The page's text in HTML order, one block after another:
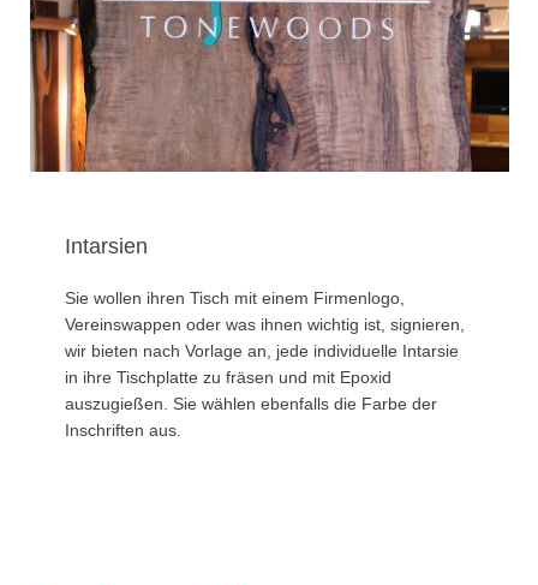
Intarsien
Sie wollen ihren Tisch mit einem Firmenlogo,
Vereinswappen oder was ihnen wichtig ist, signieren,
wir bieten nach Vorlage an, jede individuelle Intarsie
in ihre Tischplatte zu fräsen und mit Epoxid
auszugießen. Sie wählen ebenfalls die Farbe der
Inschriften aus.